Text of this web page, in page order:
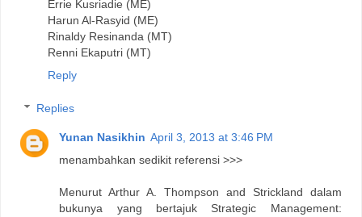
Errie Kusriadie (ME)
Harun Al-Rasyid (ME)
Rinaldy Resinanda (MT)
Renni Ekaputri (MT)
Reply
Replies
Yunan Nasikhin April 3, 2013 at 3:46 PM
menambahkan sedikit referensi >>>
Menurut Arthur A. Thompson and Strickland dalam
bukunya yang bertajuk Strategic Management: